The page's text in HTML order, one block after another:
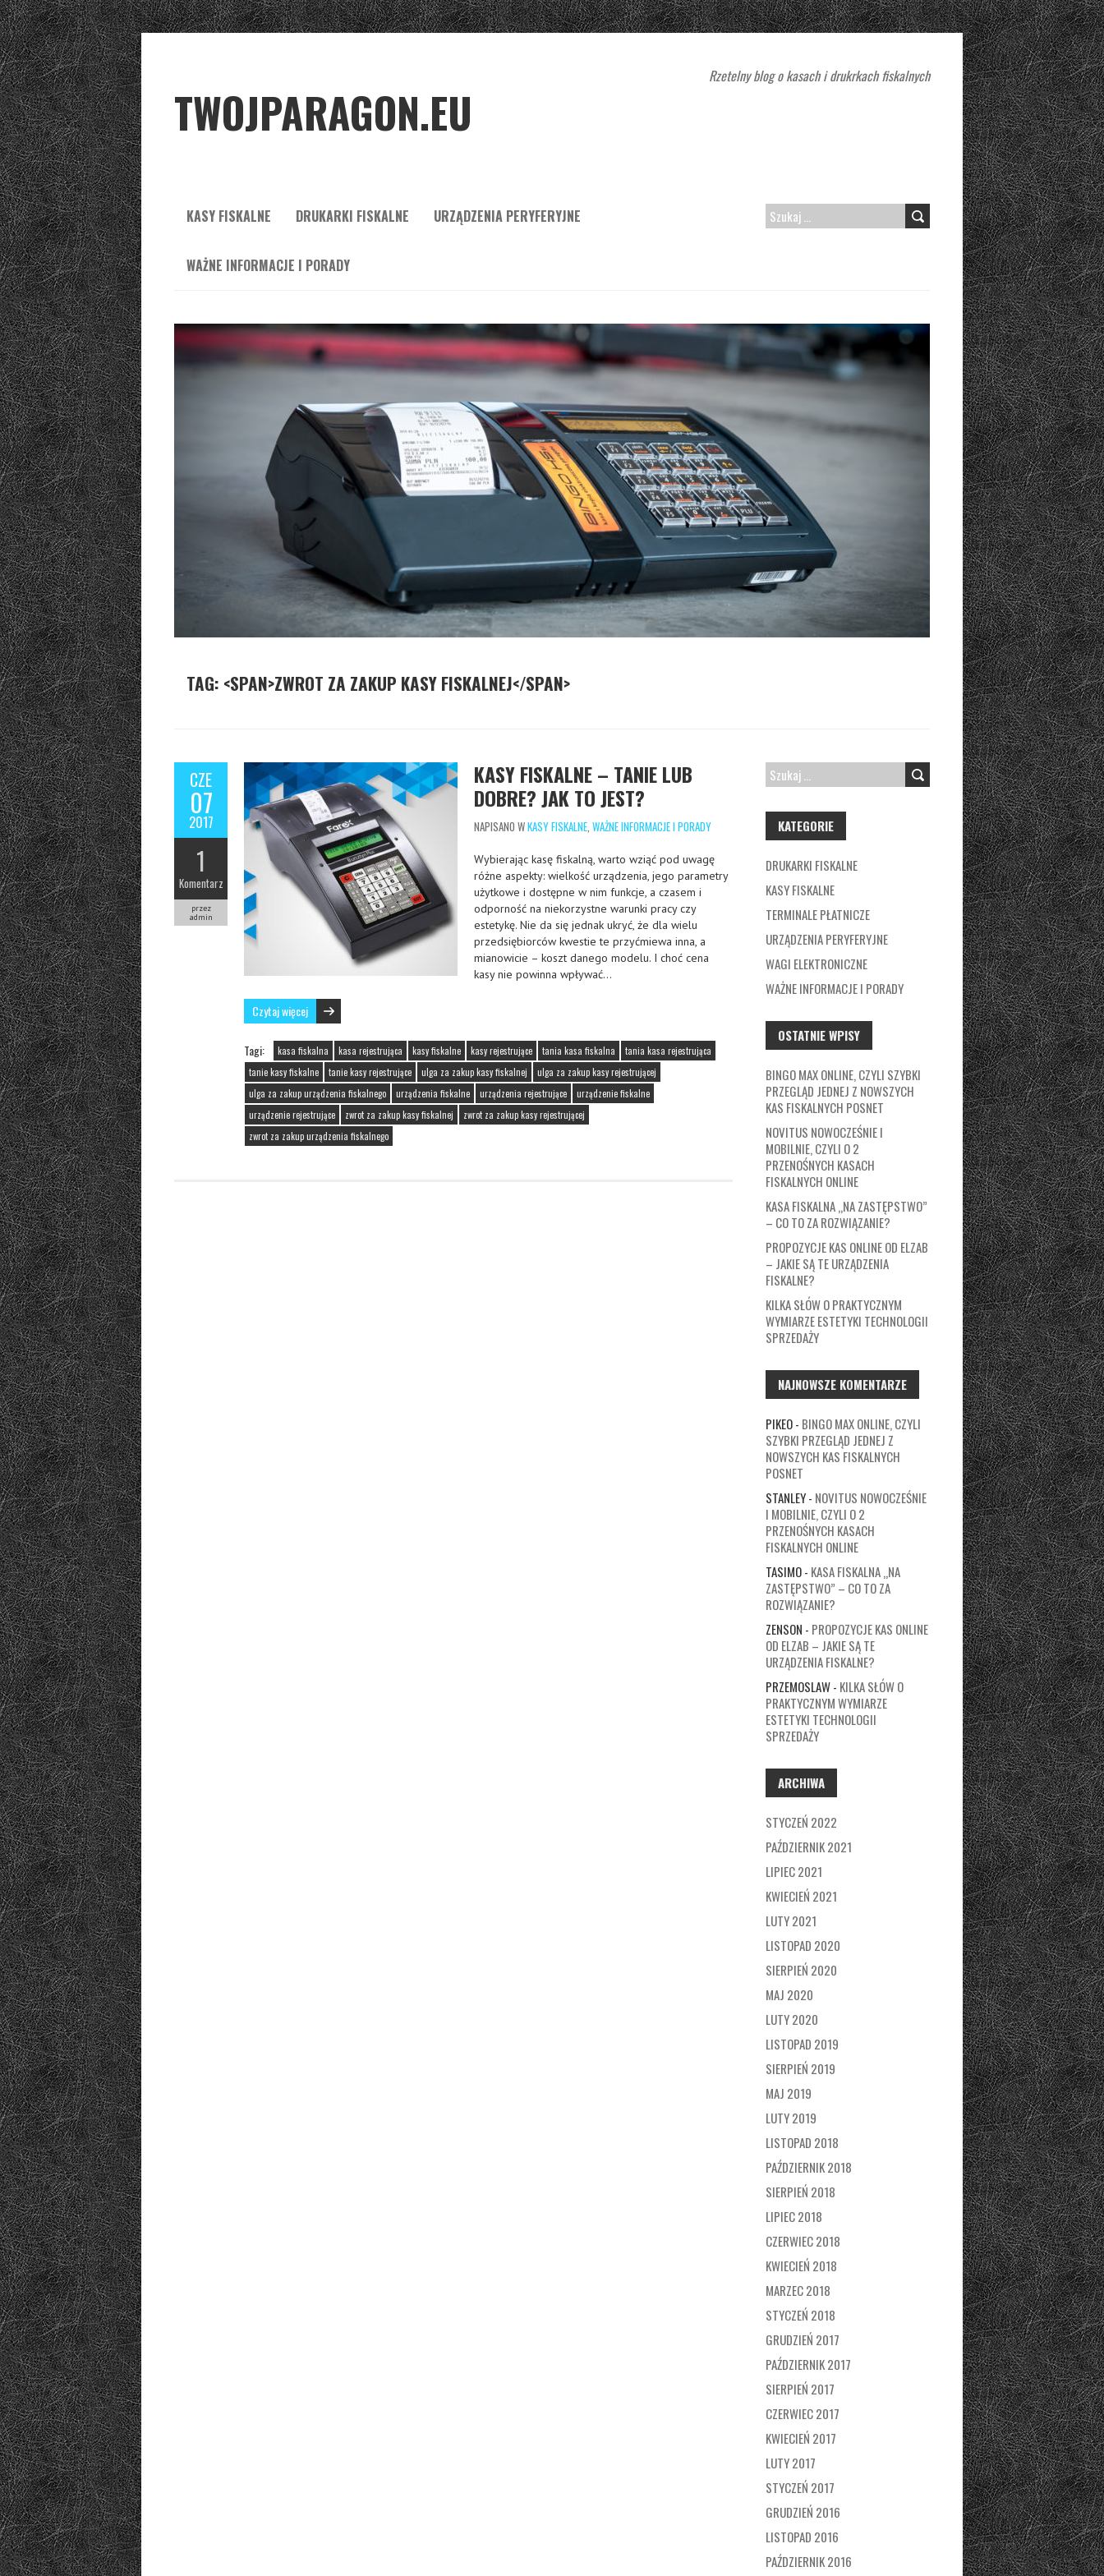
TWOJPARAGON.EU
Rzetelny blog o kasach i drukrkach fiskalnych
KASY FISKALNE DRUKARKI FISKALNE URZĄDZENIA PERYFERYJNE
WAŻNE INFORMACJE I PORADY
SZUKAJ:
TAG: <SPAN>ZWROT ZA ZAKUP KASY FISKALNEJ</SPAN>
CZE
07
2017
1
Komentarz
przez
admin
KASY FISKALNE – TANIE LUB
DOBRE? JAK TO JEST?
NAPISANO WKASY FISKALNE, WAŻNE INFORMACJE I PORADY
Wybierając kasę fiskalną, warto wziąć pod uwagę
różne aspekty: wielkość urządzenia, jego parametry
użytkowe i dostępne w nim funkcje, a czasem i
odporność na niekorzystne warunki pracy czy
estetykę. Nie da się jednak ukryć, że dla wielu
przedsiębiorców kwestie te przyćmiewa inna, a
mianowicie – koszt danego modelu. I choć cena
kasy nie powinna wpływać…
Czytaj więcej
Tagi: kasa fiskalna kasa rejestrująca kasy fiskalne kasy rejestrujące tania kasa fiskalna
tania kasa rejestrująca
tanie kasy fiskalne
tanie kasy rejestrujące ulga za zakup kasy fiskalnej
ulga za zakup kasy rejestrującej
ulga za zakup urządzenia fiskalnego
urządzenia fiskalne urządzenia rejestrujące
urządzenie fiskalne
urządzenie rejestrujące
zwrot za zakup kasy fiskalnej
zwrot za zakup kasy rejestrującej
zwrot za zakup urządzenia fiskalnego
SZUKAJ:
KATEGORIE
DRUKARKI FISKALNE
KASY FISKALNE
TERMINALE PŁATNICZE
URZĄDZENIA PERYFERYJNE
WAGI ELEKTRONICZNE
WAŻNE INFORMACJE I PORADY
OSTATNIE WPISY
BINGO MAX ONLINE, CZYLI SZYBKI
PRZEGLĄD JEDNEJ Z NOWSZYCH
KAS FISKALNYCH POSNET
NOVITUS NOWOCZEŚNIE I
MOBILNIE, CZYLI O 2
PRZENOŚNYCH KASACH
FISKALNYCH ONLINE
KASA FISKALNA „NA ZASTĘPSTWO”
– CO TO ZA ROZWIĄZANIE?
PROPOZYCJE KAS ONLINE OD ELZAB
– JAKIE SĄ TE URZĄDZENIA
FISKALNE?
KILKA SŁÓW O PRAKTYCZNYM
WYMIARZE ESTETYKI TECHNOLOGII
SPRZEDAŻY
NAJNOWSZE KOMENTARZE
PIKEO- BINGO MAX ONLINE, CZYLI
SZYBKI PRZEGLĄD JEDNEJ Z
NOWSZYCH KAS FISKALNYCH
POSNET
STANLEY- NOVITUS NOWOCZEŚNIE
I MOBILNIE, CZYLI O 2
PRZENOŚNYCH KASACH
FISKALNYCH ONLINE
TASIMO- KASA FISKALNA „NA
ZASTĘPSTWO” – CO TO ZA
ROZWIĄZANIE?
ZENSON - PROPOZYCJE KAS ONLINE
OD ELZAB – JAKIE SĄ TE
URZĄDZENIA FISKALNE?
PRZEMOSLAW- KILKA SŁÓW O
PRAKTYCZNYM WYMIARZE
ESTETYKI TECHNOLOGII
SPRZEDAŻY
ARCHIWA
STYCZEŃ 2022
PAŹDZIERNIK 2021
LIPIEC 2021
KWIECIEŃ 2021
LUTY 2021
LISTOPAD 2020
SIERPIEŃ 2020
MAJ 2020
LUTY 2020
LISTOPAD 2019
SIERPIEŃ 2019
MAJ 2019
LUTY 2019
LISTOPAD 2018
PAŹDZIERNIK 2018
SIERPIEŃ 2018
LIPIEC 2018
CZERWIEC 2018
KWIECIEŃ 2018
MARZEC 2018
STYCZEŃ 2018
GRUDZIEŃ 2017
PAŹDZIERNIK 2017
SIERPIEŃ 2017
CZERWIEC 2017
KWIECIEŃ 2017
LUTY 2017
STYCZEŃ 2017
GRUDZIEŃ 2016
LISTOPAD 2016
PAŹDZIERNIK 2016